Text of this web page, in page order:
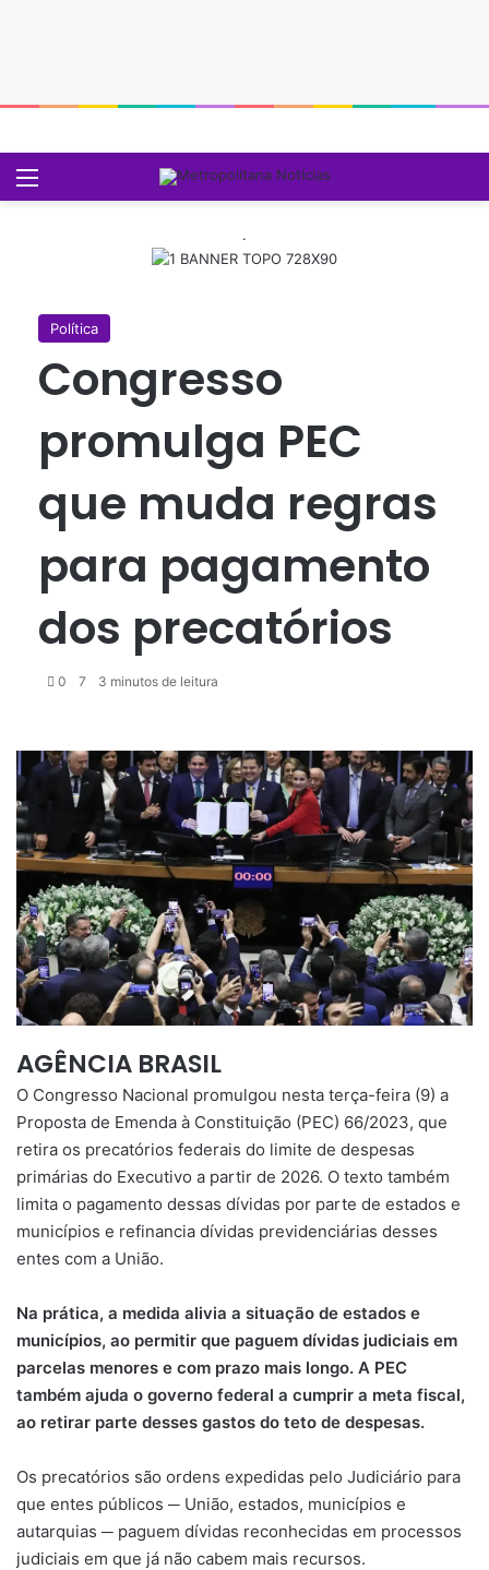
.
Política
Congresso
promulga PEC
que muda regras
para pagamento
dos precatórios
0 7 3 minutos de leitura
AGÊNCIA BRASIL
O Congresso Nacional promulgou nesta terça-feira (9) a
Proposta de Emenda à Constituição (PEC) 66/2023, que
retira os precatórios federais do limite de despesas
primárias do Executivo a partir de 2026. O texto também
limita o pagamento dessas dívidas por parte de estados e
municípios e refinancia dívidas previdenciárias desses
entes com a União.
Na prática, a medida alivia a situação de estados e
municípios, ao permitir que paguem dívidas judiciais em
parcelas menores e com prazo mais longo. A PEC
também ajuda o governo federal a cumprir a meta fiscal,
ao retirar parte desses gastos do teto de despesas.
Os precatórios são ordens expedidas pelo Judiciário para
que entes públicos ─ União, estados, municípios e
autarquias ─ paguem dívidas reconhecidas em processos
judiciais em que já não cabem mais recursos.